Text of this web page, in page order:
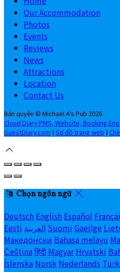
Our Accommodation
Photos
Events
Reviews
News
Attractions
Location
Contact Us
Bản quyền © Michael A's Pub 2026
Cloud Diary PMS, Website, Booking
GuestDiary.com | Sơ đồ trang web |
Chọn ngôn ngữ
Deutsch English Español
Eesti العربية Suomi Gaeilge
Македонски Bahasa melayu
Čeština हिंदी Magyar Hrvatski
Íslenska Norsk Nederlands